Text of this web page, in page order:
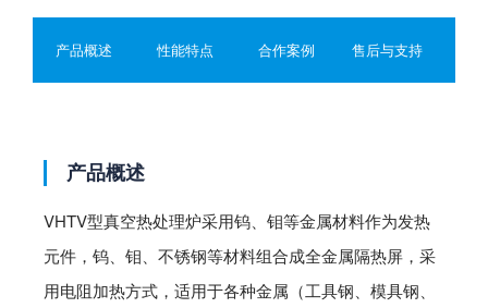
统，冷却风道和通风孔设计布置合理，可实现快速降温，工作
效率高。5.设有多重安全防护措施，通过温度、压力计、安全
3×45 KW*高温度：1450°C工作温度：200—1400°C温度均匀
500mm(W)*500mm(H)*1500mm(L)
产品概述 性能特点 合作案例 售后与支持
产品概述
VHTV型真空热处理炉采用钨、钼等金属材料作为发热
元件，钨、钼、不锈钢等材料组合成全金属隔热屏，采
用电阻加热方式，适用于各种金属（工具钢、模具钢、